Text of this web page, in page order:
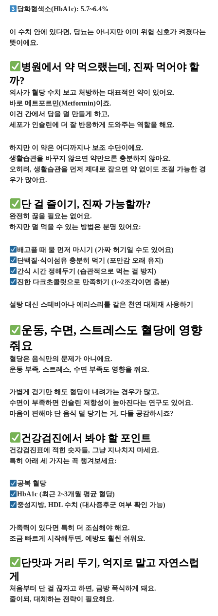
당화혈색소(HbA1c): 5.7~6.4%
이 수치 안에 있다면, 당뇨는 아니지만 이미 위험 신호가 켜졌다는
뜻이에요.
병원에서 약 먹으랬는데, 진짜 먹어야 할
까?
의사가 혈당 수치 보고 처방하는 대표적인 약이 있어요.
바로 메트포르민(Metformin)이죠.
이건 간에서 당을 덜 만들게 하고,
세포가 인슐린에 더 잘 반응하게 도와주는 역할을 해요.
하지만 이 약은 어디까지나 보조 수단이에요.
생활습관을 바꾸지 않으면 약만으론 충분하지 않아요.
오히려, 생활습관을 먼저 제대로 잡으면 약 없이도 조절 가능한 경
우가 많아요.
단 걸 줄이기, 진짜 가능할까?
완전히 끊을 필요는 없어요.
하지만 덜 먹을 수 있는 방법은 분명 있어요:
배고플 때 물 먼저 마시기 (가짜 허기일 수도 있어요)
단백질·식이섬유 충분히 먹기 (포만감 오래 유지)
간식 시간 정해두기 (습관적으로 먹는 걸 방지)
진한 다크초콜릿으로 만족하기 (1~2조각이면 충분)
설탕 대신 스테비아나 에리스리톨 같은 천연 대체재 사용하기
운동, 수면, 스트레스도 혈당에 영향
줘요
혈당은 음식만의 문제가 아니에요.
운동 부족, 스트레스, 수면 부족도 영향을 줘요.
가볍게 걷기만 해도 혈당이 내려가는 경우가 많고,
수면이 부족하면 인슐린 저항성이 높아진다는 연구도 있어요.
마음이 편해야 단 음식 덜 당기는 거, 다들 공감하시죠?
건강검진에서 봐야 할 포인트
건강검진표에 적힌 숫자들, 그냥 지나치지 마세요.
특히 아래 세 가지는 꼭 챙겨보세요:
공복 혈당
HbA1c (최근 2~3개월 평균 혈당)
중성지방, HDL 수치 (대사증후군 여부 확인 가능)
가족력이 있다면 특히 더 조심해야 해요.
조금 빠르게 시작해두면, 예방도 훨씬 쉬워요.
단맛과 거리 두기, 억지로 말고 자연스럽
게
처음부터 단 걸 끊자고 하면, 금방 폭식하게 돼요.
줄이되, 대체하는 전략이 필요해요.